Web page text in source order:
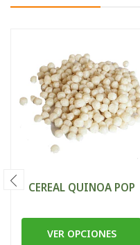
CEREAL QUINOA POP
VER OPCIONES